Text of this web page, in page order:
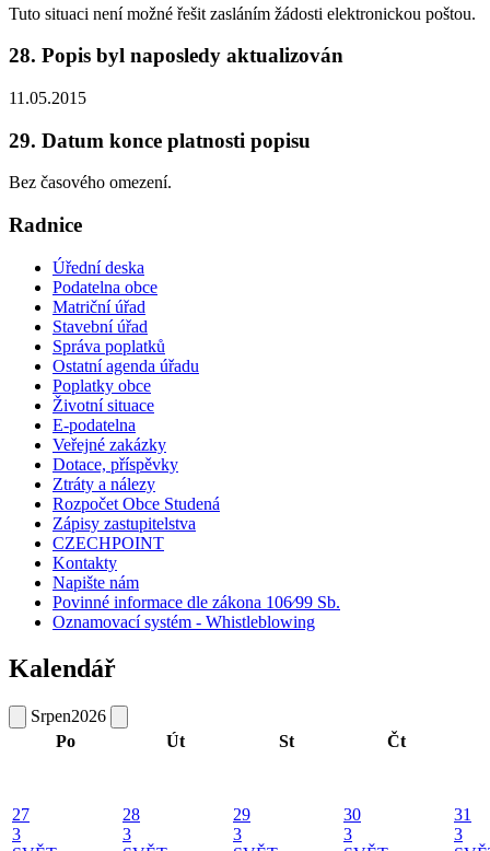
Tuto situaci není možné řešit zasláním žádosti elektronickou poštou.
28. Popis byl naposledy aktualizován
11.05.2015
29. Datum konce platnosti popisu
Bez časového omezení.
Radnice
Úřední deska
Podatelna obce
Matriční úřad
Stavební úřad
Správa poplatků
Ostatní agenda úřadu
Poplatky obce
Životní situace
E-podatelna
Veřejné zakázky
Dotace, příspěvky
Ztráty a nálezy
Rozpočet Obce Studená
Zápisy zastupitelstva
CZECHPOINT
Kontakty
Napište nám
Povinné informace dle zákona 106⁄99 Sb.
Oznamovací systém - Whistleblowing
Kalendář
Srpen2026
Po
Út St Čt
27
3
28
3
29
3
30
3
31
3